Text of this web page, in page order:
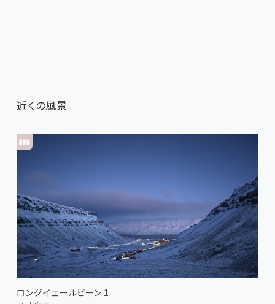
近くの風景
ロングイェールビーン 1